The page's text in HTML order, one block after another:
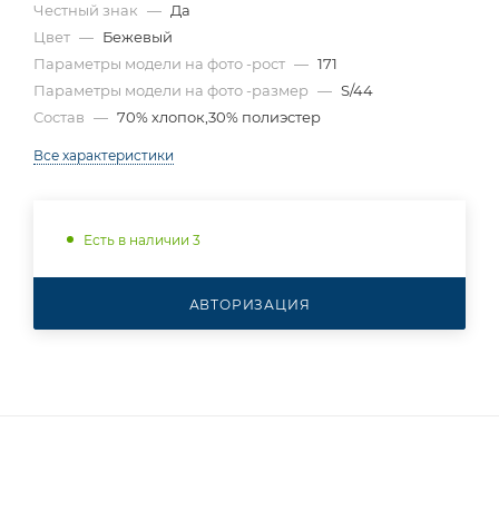
Честный знак — Да
Цвет — Бежевый
Параметры модели на фото -рост — 171
Параметры модели на фото -размер — S/44
Состав — 70% хлопок,30% полиэстер
Все характеристики
Есть в наличии 3
АВТОРИЗАЦИЯ